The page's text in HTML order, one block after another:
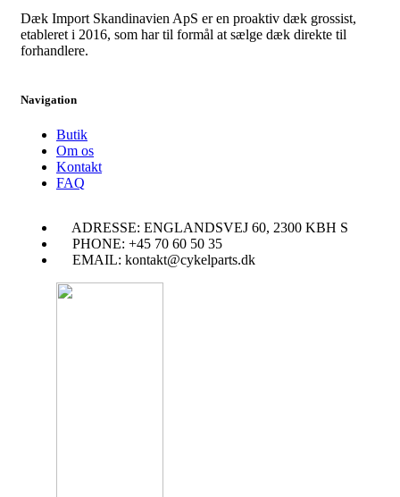
Dæk Import Skandinavien ApS er en proaktiv dæk grossist,
etableret i 2016, som har til formål at sælge dæk direkte til
forhandlere.
Navigation
Butik
Om os
Kontakt
FAQ
ADRESSE: ENGLANDSVEJ 60, 2300 KBH S
PHONE: +45 70 60 50 35
EMAIL: kontakt@cykelparts.dk